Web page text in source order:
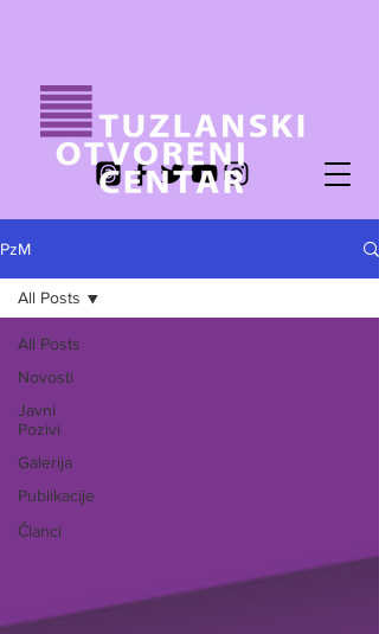
PzM
All Posts
Novosti
Javni
Pozivi
Galerija
Publikacije
Članci
All Posts